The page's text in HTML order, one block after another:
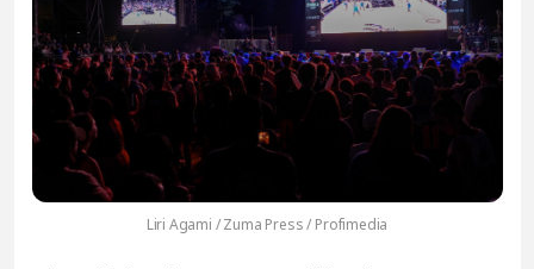
Liri Agami / Zuma Press / Profimedia